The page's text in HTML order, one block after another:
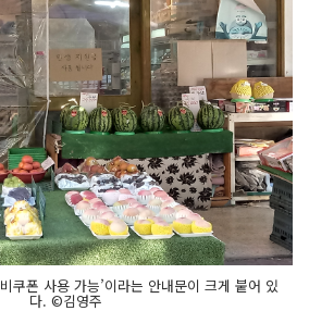
쿠폰 사용 가능’이라는 안내문이 크게 붙어 있
다. ©김영주